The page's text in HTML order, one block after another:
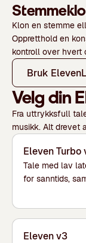
Klon en stemme
Oppretthold en
kontroll over hvert
Bruk
Velg din
Fra uttrykksfull
musikk. Alt drevet
Eleven Turbo
Tale med lav
for sanntids,
Eleven v3